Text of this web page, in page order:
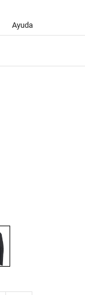
Ayuda